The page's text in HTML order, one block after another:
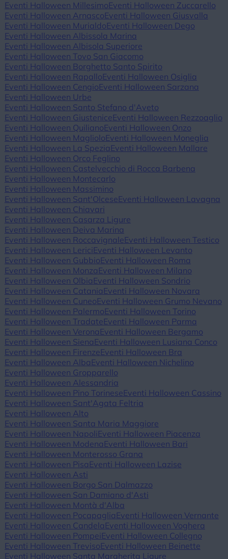
Eventi Halloween MillesimoEventi Halloween Zuccarello
Eventi Halloween ArnascoEventi Halloween Giusvalla
Eventi Halloween MurialdoEventi Halloween Dego
Eventi Halloween Albissola Marina
Eventi Halloween Albisola Superiore
Eventi Halloween Tovo San Giacomo
Eventi Halloween Borghetto Santo Spirito
Eventi Halloween RapalloEventi Halloween Osiglia
Eventi Halloween CengioEventi Halloween Sarzana
Eventi Halloween Urbe
Eventi Halloween Santo Stefano d'Aveto
Eventi Halloween GiusteniceEventi Halloween Rezzoaglio
Eventi Halloween QuilianoEventi Halloween Onzo
Eventi Halloween MaglioloEventi Halloween Moneglia
Eventi Halloween La Spezia Eventi Halloween Mallare
Eventi Halloween Orco Feglino
Eventi Halloween Castelvecchio di Rocca Barbena
Eventi Halloween Montecarlo
Eventi Halloween Massimino
Eventi Halloween Sant'OlceseEventi Halloween Lavagna
Eventi Halloween Chiavari
Eventi Halloween Casarza Ligure
Eventi Halloween Deiva Marina
Eventi Halloween RoccavignaleEventi Halloween Testico
Eventi Halloween LericiEventi Halloween Levanto
Eventi Halloween GubbioEventi Halloween Roma
Eventi Halloween Monza Eventi Halloween Milano
Eventi Halloween Olbia Eventi Halloween Sondrio
Eventi Halloween Catania Eventi Halloween Novara
Eventi Halloween CuneoEventi Halloween Grumo Nevano
Eventi Halloween PalermoEventi Halloween Torino
Eventi Halloween TradateEventi Halloween Parma
Eventi Halloween Verona Eventi Halloween Bergamo
Eventi Halloween Siena Eventi Halloween Lusiana Conco
Eventi Halloween FirenzeEventi Halloween Bra
Eventi Halloween Alba Eventi Halloween Nichelino
Eventi Halloween Gropparello
Eventi Halloween Alessandria
Eventi Halloween Pino TorineseEventi Halloween Cassino
Eventi Halloween Sant'Agata Feltria
Eventi Halloween Alto
Eventi Halloween Santa Maria Maggiore
Eventi Halloween NapoliEventi Halloween Piacenza
Eventi Halloween Modena Eventi Halloween Bari
Eventi Halloween Monterosso Grana
Eventi Halloween Pisa Eventi Halloween Lazise
Eventi Halloween Asti
Eventi Halloween Borgo San Dalmazzo
Eventi Halloween San Damiano d'Asti
Eventi Halloween Montà d'Alba
Eventi Halloween Pocapaglia Eventi Halloween Vernante
Eventi Halloween Candela Eventi Halloween Voghera
Eventi Halloween PompeiEventi Halloween Collegno
Eventi Halloween TrevisoEventi Halloween Beinette
Eventi Halloween Santa Margherita Ligure